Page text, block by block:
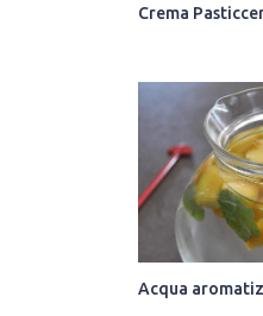
Crema
Acqua